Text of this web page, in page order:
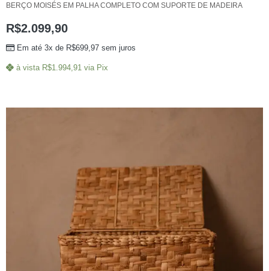
BERÇO MOISÉS EM PALHA COMPLETO COM SUPORTE DE MADEIRA
R$2.099,90
Em até 3x de R$699,97 sem juros
à vista R$1.994,91 via Pix